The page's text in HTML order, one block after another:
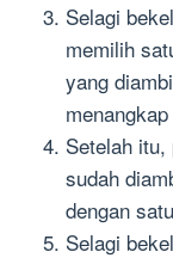
Selagi
memilih
yang
Setelah
sudah
dengan
Selagi